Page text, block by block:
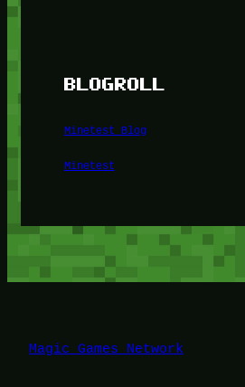
BLOGROLL
Minetest Blog
Minetest
Magic Games Network